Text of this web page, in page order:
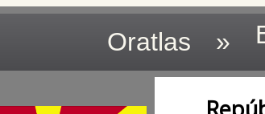
Oratlas »